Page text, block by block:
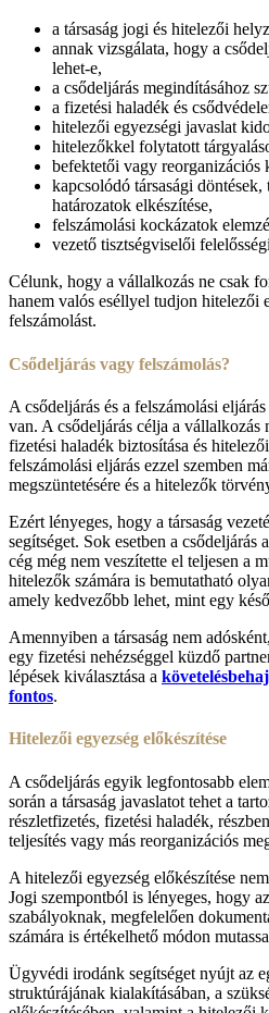
a társaság jogi és hitelezői
annak vizsgálata, hogy a
lehet-e,
a csődeljárás megindításához
a fizetési haladék és
hitelezői egyezségi javaslat
hitelezőkkel folytatott
befektetői vagy reorganizációs
kapcsolódó társasági
határozatok elkészítése,
felszámolási kockázatok
vezető tisztségviselői
Célunk, hogy a vállalkozás ne csak
hanem valós eséllyel tudjon hitelezői
felszámolást.
Csődeljárás vagy felszámolás?
A csődeljárás és a felszámolási
van. A csődeljárás célja a vállalkozás
fizetési haladék biztosítása és
felszámolási eljárás ezzel szemben
megszüntetésére és a hitelezők
Ezért lényeges, hogy a társaság
segítséget. Sok esetben a csődeljárás
cég még nem veszítette el teljesen a
hitelezők számára is bemutatható
amely kedvezőbb lehet, mint egy
Amennyiben a társaság nem
egy fizetési nehézséggel küzdő
lépések kiválasztása a
fontos.
Hitelezői egyezség előkészítése
A csődeljárás egyik legfontosabb
során a társaság javaslatot tehet a
részletfizetés, fizetési haladék,
teljesítés vagy más reorganizációs
A hitelezői egyezség előkészítése
Jogi szempontból is lényeges, hogy
szabályoknak, megfelelően
számára is értékelhető módon
Ügyvédi irodánk segítséget nyújt az
struktúrájának kialakításában, a